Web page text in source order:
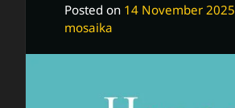
Posted on 14 November 2025
mosaika